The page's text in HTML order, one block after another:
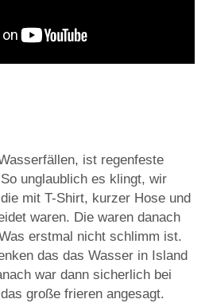
ist regenfeste
unglaublich es klingt, wir
mit T-Shirt, kurzer Hose und
waren. Die waren danach
erstmal nicht schlimm ist.
das das Wasser in Island
war dann sicherlich bei
große frieren angesagt.